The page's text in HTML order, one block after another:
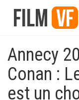
Annecy
Conan :
est un